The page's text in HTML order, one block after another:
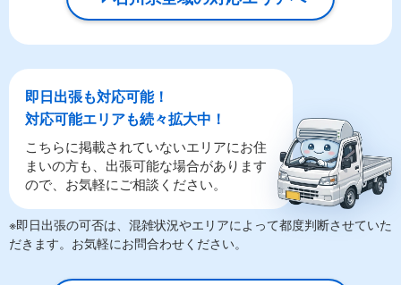
即日出張も対応可能！
対応可能エリアも続々拡大中！
こちらに掲載されていないエリアにお住
まいの方も、出張可能な場合があります
ので、お気軽にご相談ください。
※即日出張の可否は、混雑状況やエリアによって都度判断させていた
だきます。お気軽にお問合わせください。